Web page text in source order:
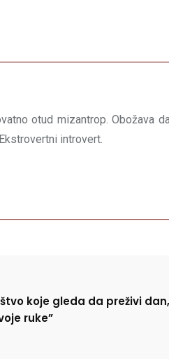
otud mizantrop. Obožava
introvert.
koje gleda da preživi
ruke”